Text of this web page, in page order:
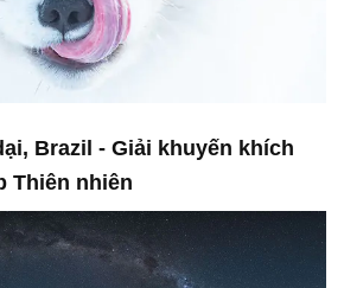
Brazil - Giải khuyến khích
Thiên nhiên